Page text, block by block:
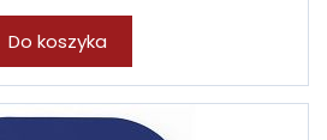
Do koszyka